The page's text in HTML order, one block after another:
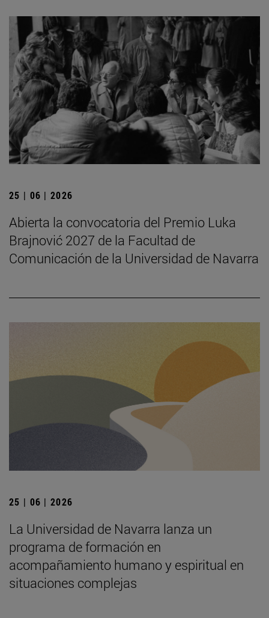
25 | 06 | 2026
Abierta la convocatoria del Premio Luka
Brajnović 2027 de la Facultad de
Comunicación de la Universidad de Navarra
25 | 06 | 2026
La Universidad de Navarra lanza un
programa de formación en
acompañamiento humano y espiritual en
situaciones complejas